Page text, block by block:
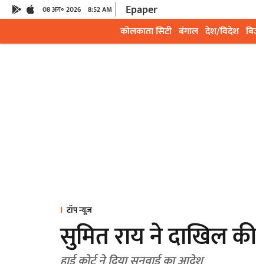
08 अग॰ 2026 8:52 AM Epaper
कोलकाता सिटी बंगाल देश/विदेश
टॉप न्यूज़
सुमित राय ने दाखिल